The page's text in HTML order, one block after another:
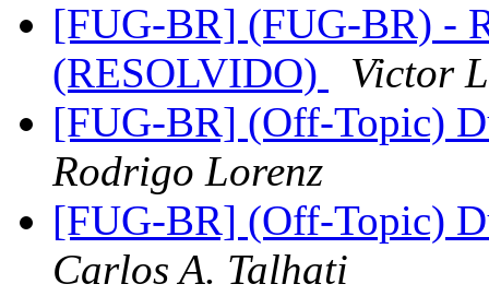
[FUG-BR] (FUG-BR) -
(RESOLVIDO)
Victor
[FUG-BR] (Off-Topic)
Rodrigo Lorenz
[FUG-BR] (Off-Topic)
Carlos A. Talhati